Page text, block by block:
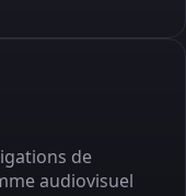
de
audiovisuel